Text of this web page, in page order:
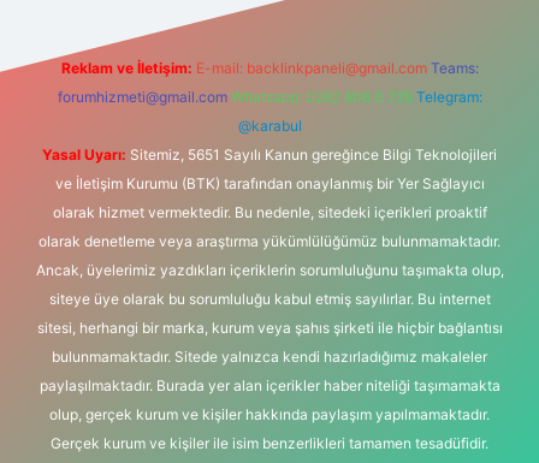
Reklam ve İletişim: E-mail: backlinkpaneli@gmail.com Teams:
forumhizmeti@gmail.com Whatsapp: 0262 606 0 726 Telegram:
@karabul
Yasal Uyarı: Sitemiz, 5651 Sayılı Kanun gereğince Bilgi Teknolojileri
ve İletişim Kurumu (BTK) tarafından onaylanmış bir Yer Sağlayıcı
olarak hizmet vermektedir. Bu nedenle, sitedeki içerikleri proaktif
olarak denetleme veya araştırma yükümlülüğümüz bulunmamaktadır.
Ancak, üyelerimiz yazdıkları içeriklerin sorumluluğunu taşımakta olup,
siteye üye olarak bu sorumluluğu kabul etmiş sayılırlar. Bu internet
sitesi, herhangi bir marka, kurum veya şahıs şirketi ile hiçbir bağlantısı
bulunmamaktadır. Sitede yalnızca kendi hazırladığımız makaleler
paylaşılmaktadır. Burada yer alan içerikler haber niteliği taşımamakta
olup, gerçek kurum ve kişiler hakkında paylaşım yapılmamaktadır.
Gerçek kurum ve kişiler ile isim benzerlikleri tamamen tesadüfidir.